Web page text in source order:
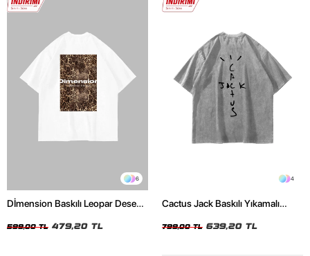
6
Dİmension Baskılı Leopar Desenli
Tshirt
599,00 TL 479,20 TL
4
Cactus Jack Baskılı Yıkamalı
799,00 TL 639,20 TL